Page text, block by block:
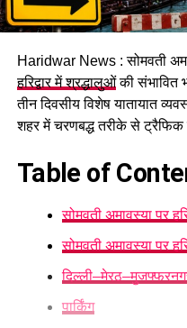
Haridwar News : सोमवती
हरिद्वार में श्रद्धालुओंकी संभावित
तीन दिवसीय विशेष यातायात
शहर में चरणबद्ध तरीके से ट्रैफिक
Table of
सोमवती अमावस्या पर
सोमवती अमावस्या पर
पार्किंग